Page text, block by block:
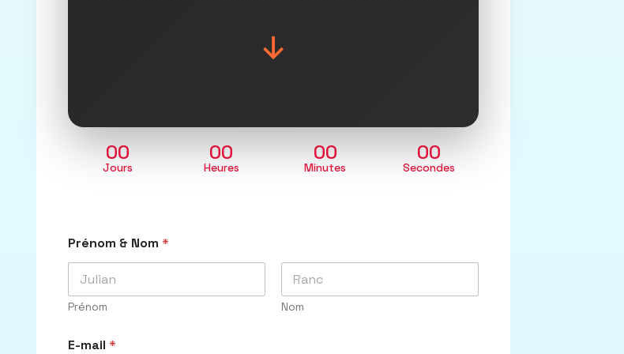
↓
00
Jours
00
Heures
00
Minutes
00
Secondes
Prénom & Nom *
Prénom Nom
E-mail *